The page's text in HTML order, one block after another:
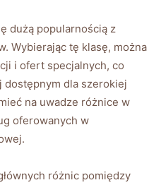
‌dużą ‌popularnością z
Wybierając tę klasę,‍ można
‌i ofert specjalnych, co
dla szerokiej
‌na uwadze różnice ⁣w
oferowanych w
różnic pomiędzy